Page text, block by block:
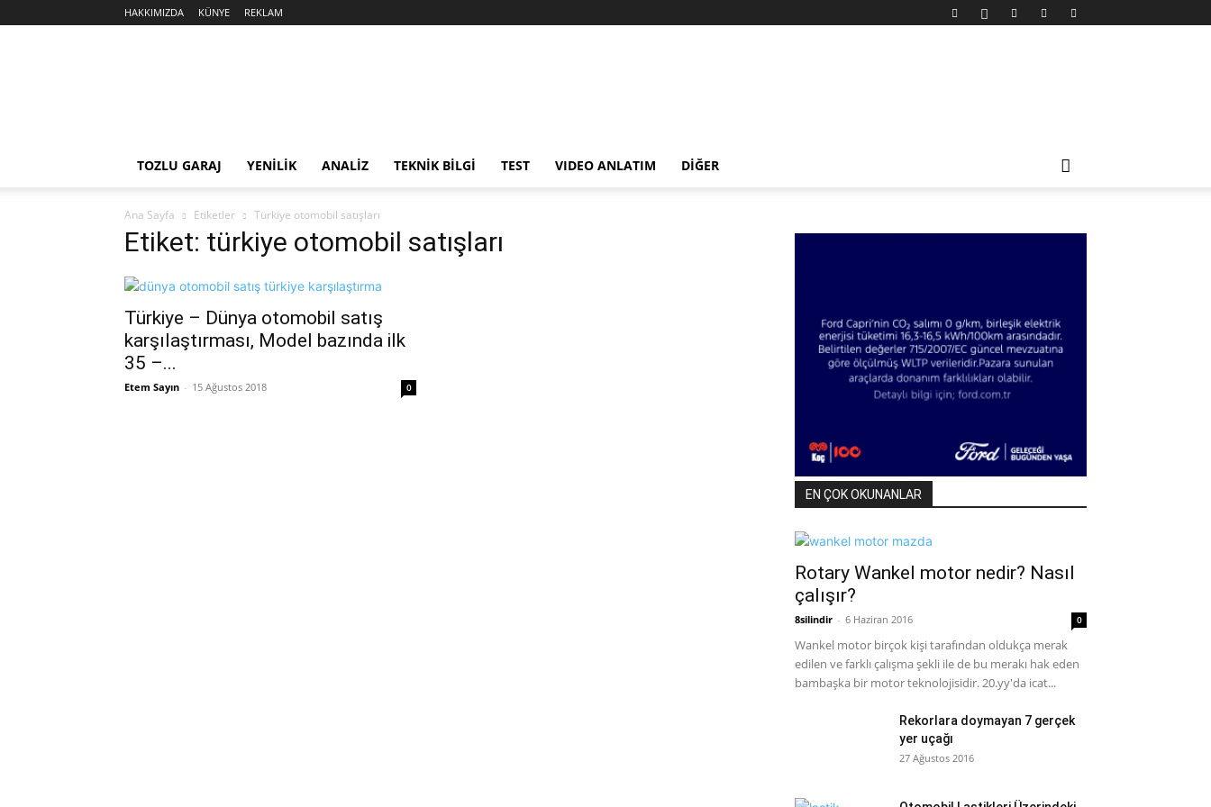
HAKKIMIZDA KÜNYE REKLAM
TOZLU GARAJ YENİLİK ANALİZ TEKNİK BİLGİ TEST VIDEO ANLATIM DİĞER
Ana Sayfa Etiketler Türkiye otomobil satışları
Etiket: türkiye otomobil satışları
Türkiye – Dünya otomobil satış
karşılaştırması, Model bazında ilk
35 –...
Etem Sayın - 15 Ağustos 2018 0
EN ÇOK OKUNANLAR
Rotary Wankel motor nedir? Nasıl
çalışır?
8silindir - 6 Haziran 2016 0
Wankel motor birçok kişi tarafından oldukça merak
edilen ve farklı çalışma şekli ile de bu merakı hak eden
bambaşka bir motor teknolojisidir. 20.yy'da icat...
Rekorlara doymayan 7 gerçek
yer uçağı
27 Ağustos 2016